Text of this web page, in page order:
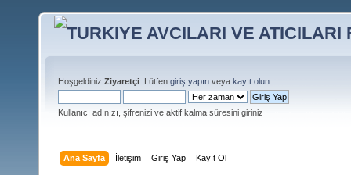
Hoşgeldiniz Ziyaretçi . Lütfen giriş yapın veya kayıt olun
Kullanıcı adınızı, şifrenizi ve aktif kalma süresini giriniz
Ana Sayfa İletişim Giriş Yap Kayıt Ol